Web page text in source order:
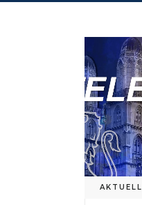
AKTUELL